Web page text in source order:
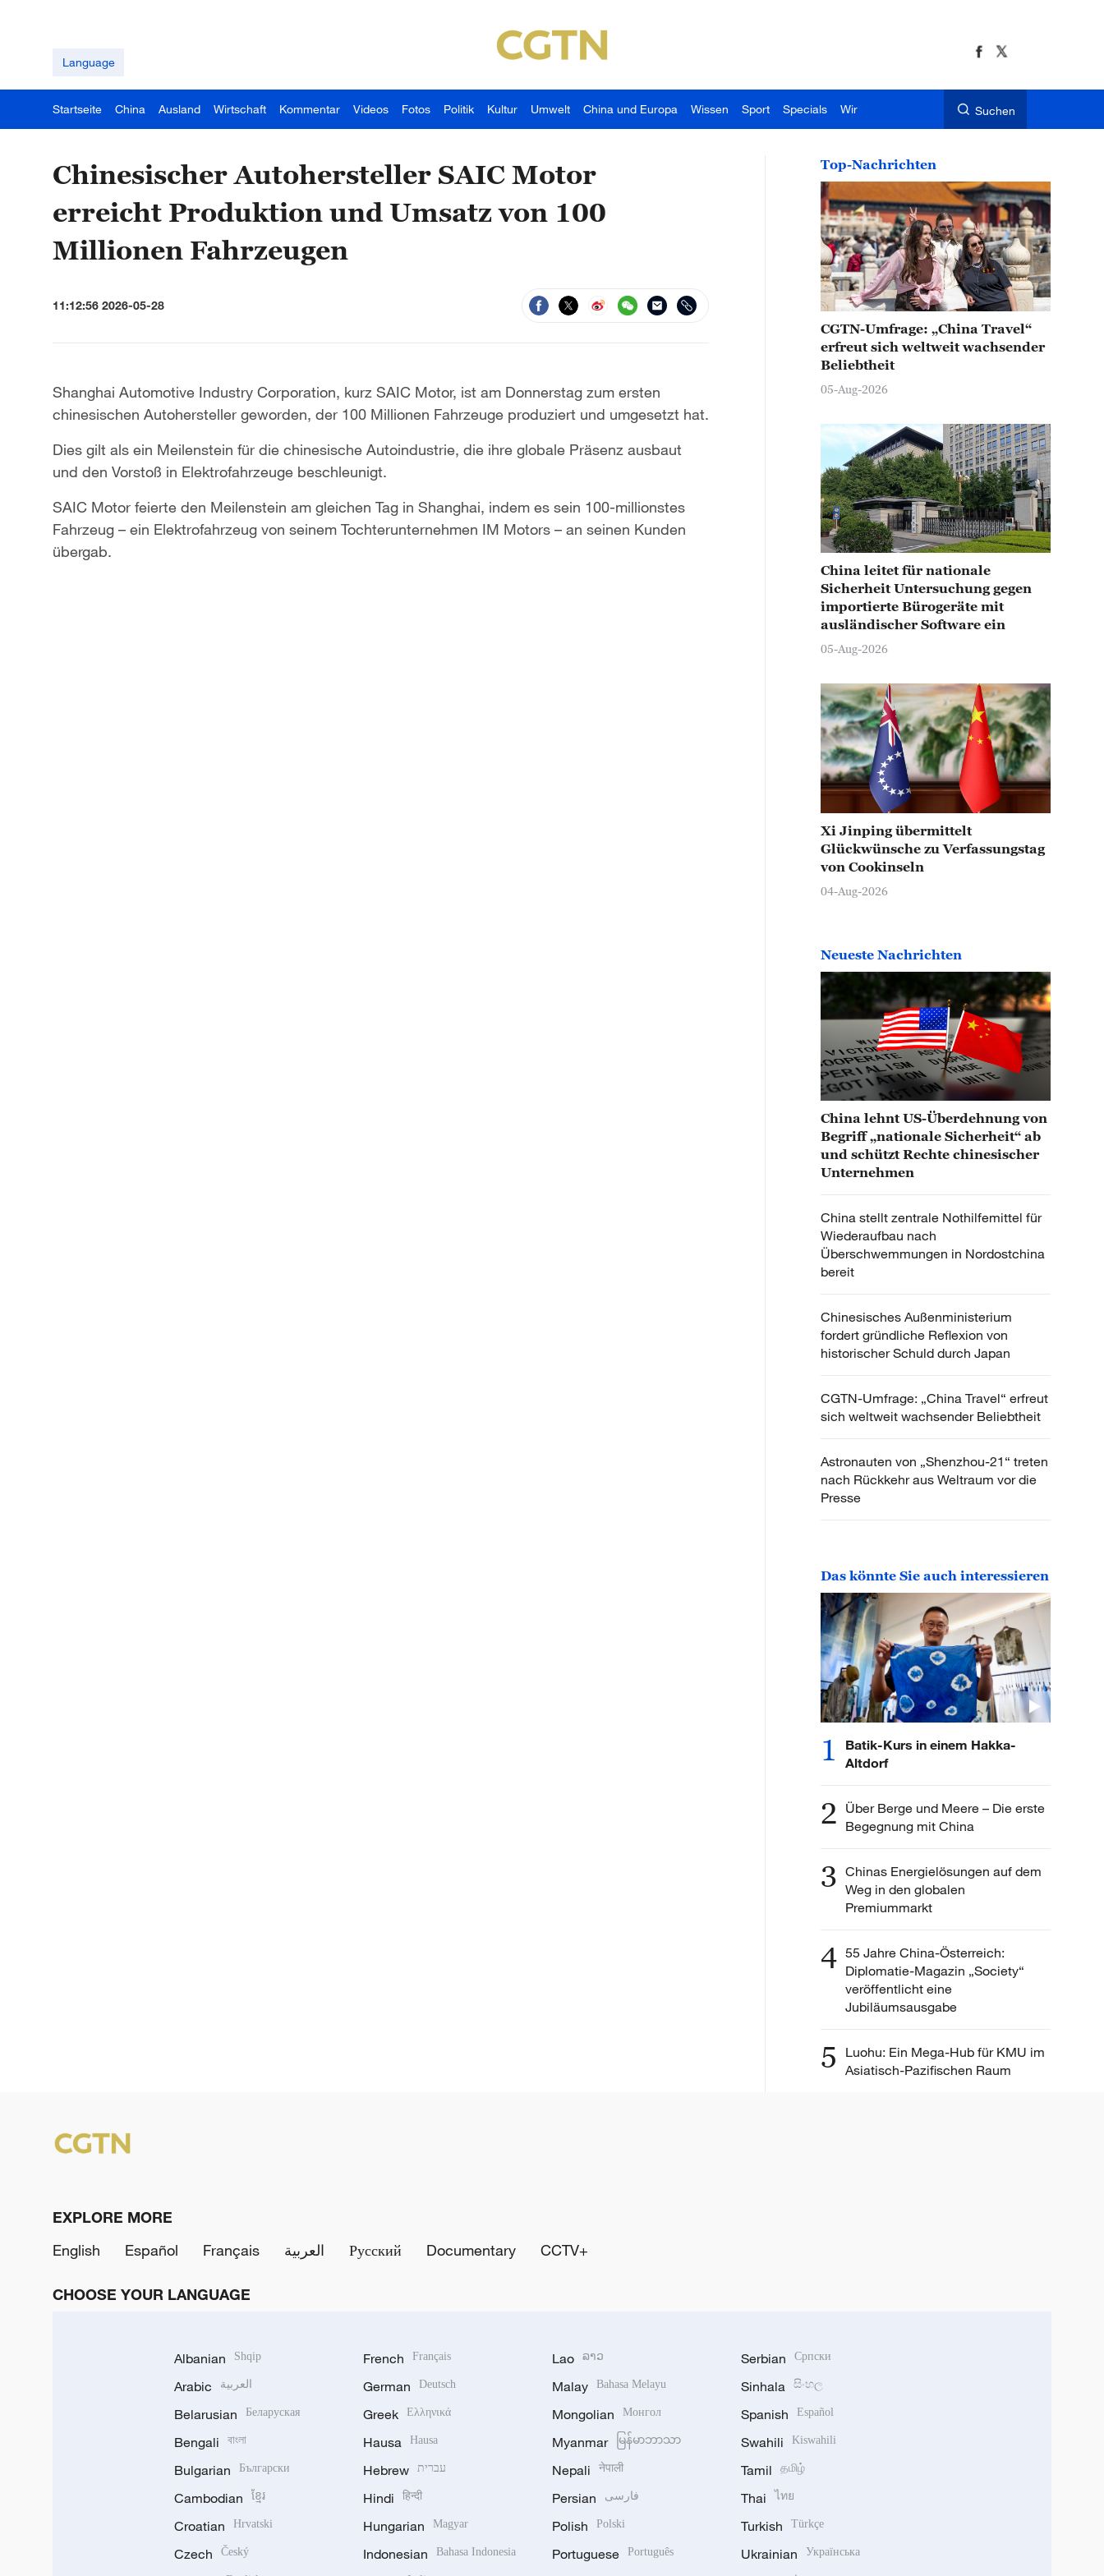
Language
Startseite China Ausland Wirtschaft Kommentar Videos Fotos Politik Kultur Umwelt China und Europa Wissen Sport Specials Wir Suchen
Chinesischer Autohersteller SAIC Motor
erreicht Produktion und Umsatz von 100
Millionen Fahrzeugen
11:12:56 2026-05-28
Shanghai Automotive Industry Corporation, kurz SAIC Motor, ist am Donnerstag zum ersten
chinesischen Autohersteller geworden, der 100 Millionen Fahrzeuge produziert und umgesetzt hat.
Dies gilt als ein Meilenstein für die chinesische Autoindustrie, die ihre globale Präsenz ausbaut
und den Vorstoß in Elektrofahrzeuge beschleunigt.
SAIC Motor feierte den Meilenstein am gleichen Tag in Shanghai, indem es sein 100-millionstes
Fahrzeug – ein Elektrofahrzeug von seinem Tochterunternehmen IM Motors – an seinen Kunden
übergab.
Top-Nachrichten
CGTN-Umfrage: „China Travel“
erfreut sich weltweit wachsender
Beliebtheit
05-Aug-2026
China leitet für nationale
Sicherheit Untersuchung gegen
importierte Bürogeräte mit
ausländischer Software ein
05-Aug-2026
Xi Jinping übermittelt
Glückwünsche zu Verfassungstag
von Cookinseln
04-Aug-2026
Neueste Nachrichten
China lehnt US-Überdehnung von
Begriff „nationale Sicherheit“ ab
und schützt Rechte chinesischer
Unternehmen
China stellt zentrale Nothilfemittel für
Wiederaufbau nach
Überschwemmungen in Nordostchina
bereit
Chinesisches Außenministerium
fordert gründliche Reflexion von
historischer Schuld durch Japan
CGTN-Umfrage: „China Travel“ erfreut
sich weltweit wachsender Beliebtheit
Astronauten von „Shenzhou-21“ treten
nach Rückkehr aus Weltraum vor die
Presse
Das könnte Sie auch interessieren
1
Batik-Kurs in einem Hakka-
Altdorf
2 Über Berge und Meere – Die erste
Begegnung mit China
3 Chinas Energielösungen auf dem
Weg in den globalen
Premiummarkt
4 55 Jahre China-Österreich:
Diplomatie-Magazin „Society“
veröffentlicht eine
Jubiläumsausgabe
5
Luohu: Ein Mega-Hub für KMU im
Asiatisch-Pazifischen Raum
EXPLORE MORE
English
Español Français العربية Русский Documentary CCTV+
CHOOSE YOUR LANGUAGE
Albanian Shqip
Arabic العربية
Belarusian Беларуская
Bengali বাংলা
Bulgarian Български
Cambodian ខ្មែរ
Croatian Hrvatski
Czech Český
French Français
German Deutsch
Greek Ελληνικά
Hausa Hausa
Hebrew עברית
Hindi हिन्दी
Hungarian Magyar
Indonesian Bahasa Indonesia
Lao ລາວ
Malay Bahasa Melayu
Mongolian Монгол
Myanmar မြန်မာဘာသာ
Nepali नेपाली
Persian فارسی
Polish Polski
Portuguese Português
Serbian Српски
Sinhala සිංහල
Spanish Español
Swahili Kiswahili
Tamil தமிழ்
Thai ไทย
Turkish Türkçe
Ukrainian Українська